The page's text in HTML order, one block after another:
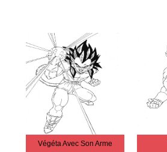
Végéta Avec Son Arme